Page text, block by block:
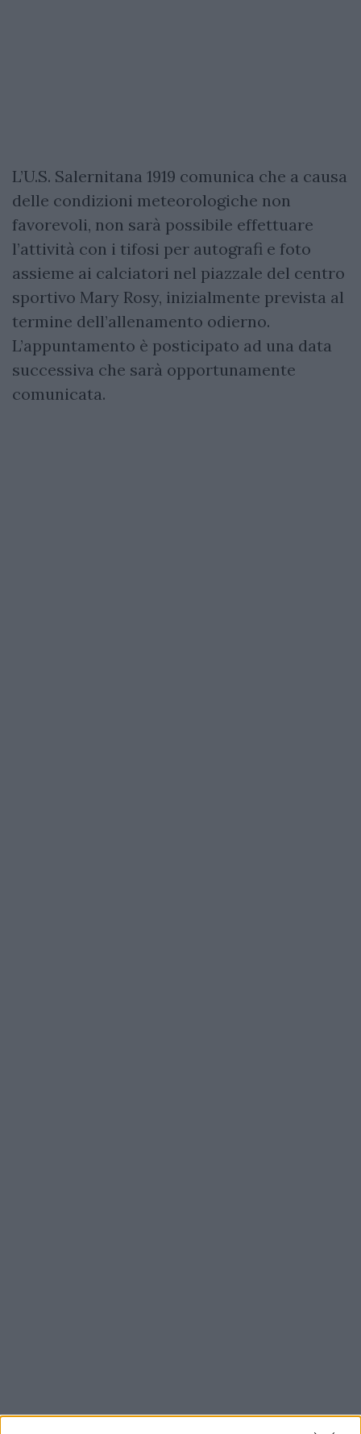
L’U.S. Salernitana 1919 comunica che a causa
delle condizioni meteorologiche non
favorevoli, non sarà possibile effettuare
l’attività con i tifosi per autografi e foto
assieme ai calciatori nel piazzale del centro
sportivo Mary Rosy, inizialmente prevista al
termine dell’allenamento odierno.
L’appuntamento è posticipato ad una data
successiva che sarà opportunamente
comunicata.